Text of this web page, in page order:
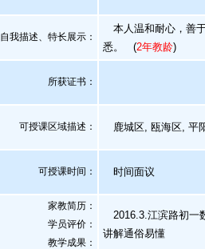
自我描述、特长展示 ：
本人温和耐心，善
悉。
(2年教龄)
所获证书 ：
可授课区域描述： 鹿城区, 瓯海区, 平
可授课时间： 时间面议
家教简历：
学员评价：
教学成果：
2016.3.江滨路初一
讲解通俗易懂